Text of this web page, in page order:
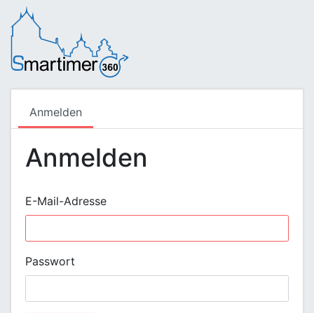
Anmelden
Anmelden
E-Mail-Adresse
Passwort